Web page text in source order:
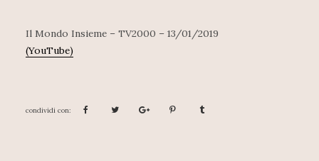
Il Mondo Insieme – TV2000 – 13/01/2019
(YouTube)